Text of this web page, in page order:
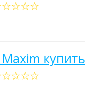
купить